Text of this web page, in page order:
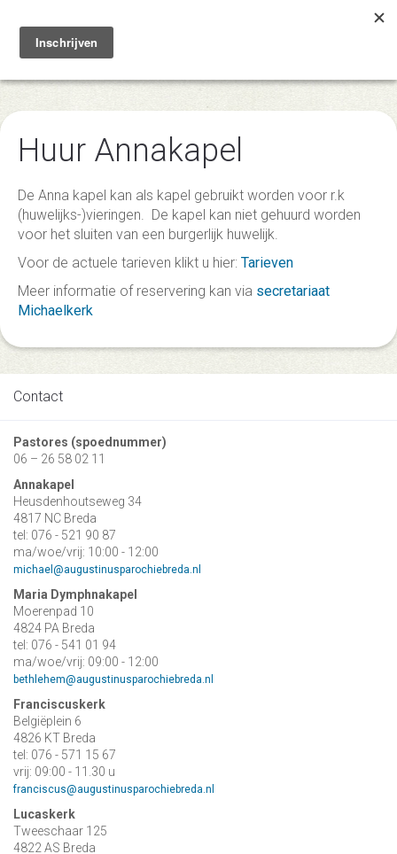
Toggle
navigation
Huur Annakapel
De Anna kapel kan als kapel gebruikt worden voor r.k
(huwelijks-)vieringen. De kapel kan niet gehuurd worden
voor het sluiten van een burgerlijk huwelijk.
Voor de actuele tarieven klikt u hier: Tarieven
Meer informatie of reservering kan via secretariaat
Michaelkerk
Contact
Pastores (spoednummer)
06 – 26 58 02 11
Annakapel
Heusdenhoutseweg 34
4817 NC Breda
tel: 076 - 521 90 87
ma/woe/vrij: 10:00 - 12:00
michael@augustinusparochiebreda.nl
Maria Dymphnakapel
Moerenpad 10
4824 PA Breda
tel: 076 - 541 01 94
ma/woe/vrij: 09:00 - 12:00
bethlehem@augustinusparochiebreda.nl
Franciscuskerk
Belgiëplein 6
4826 KT Breda
tel: 076 - 571 15 67
vrij: 09:00 - 11.30 u
franciscus@augustinusparochiebreda.nl
Lucaskerk
Tweeschaar 125
4822 AS Breda